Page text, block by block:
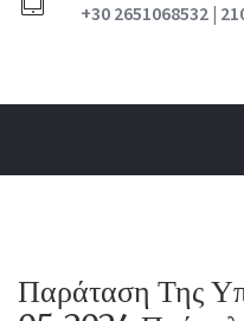
+30 2651068532 |
Παράταση Της